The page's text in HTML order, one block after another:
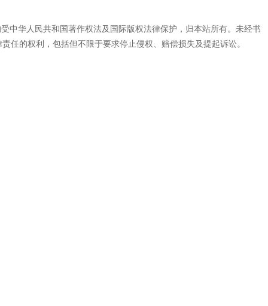
华人民共和国著作权法及国际版权法律保护，归本站所有。未经书
任的权利，包括但不限于要求停止侵权、赔偿损失及提起诉讼。